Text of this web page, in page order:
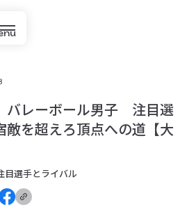
レーボール男子 注目選
を超えろ頂点への道【大
目選手とライバル